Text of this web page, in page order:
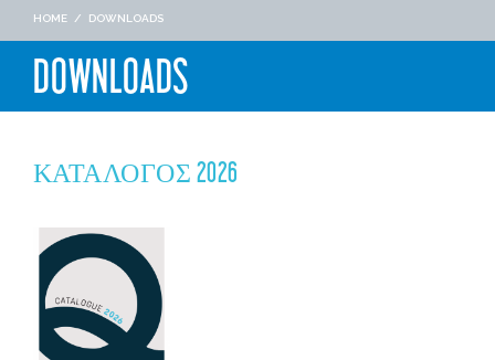
HOME / DOWNLOADS
DOWNLOADS
ΚΑΤΆΛΟΓΟΣ 2026